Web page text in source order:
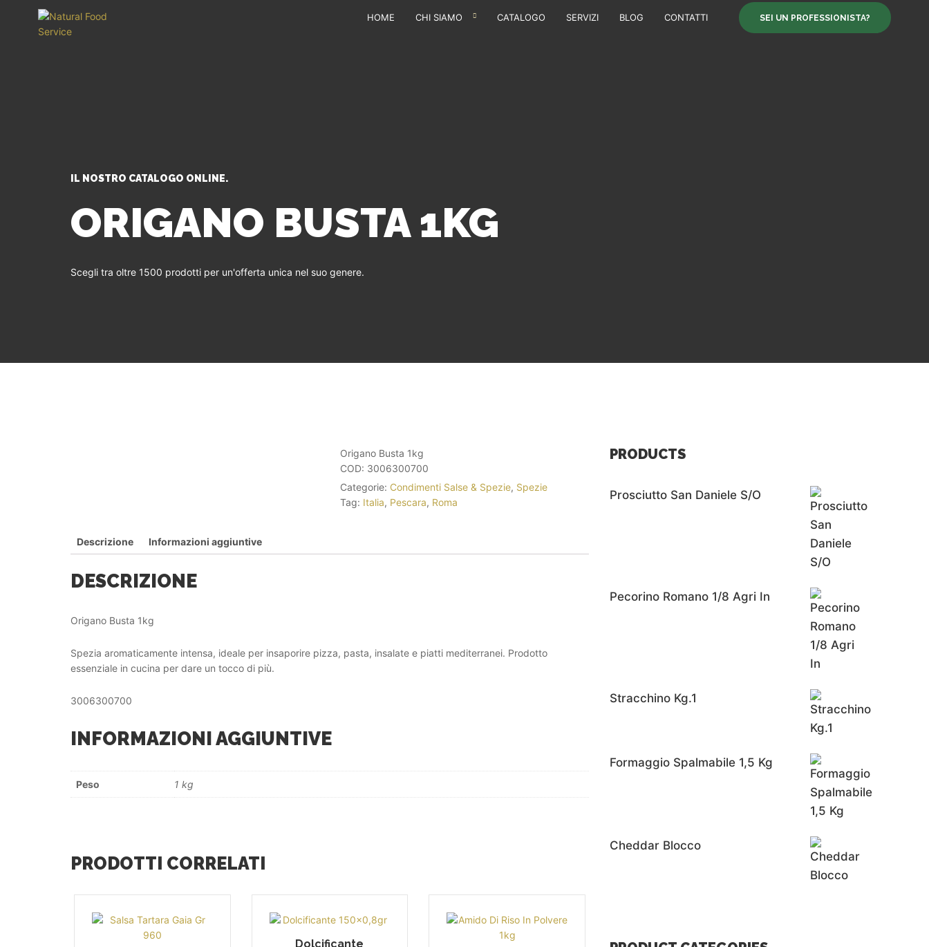
HOME CHI SIAMO CATALOGO SERVIZI BLOG CONTATTI SEI UN PROFESSIONISTA?
IL NOSTRO CATALOGO ONLINE.
ORIGANO BUSTA 1KG
Scegli tra oltre 1500 prodotti per un'offerta unica nel suo genere.
Origano Busta 1kg
COD: 3006300700
Categorie: Condimenti Salse & Spezie, Spezie
Tag: Italia, Pescara, Roma
Descrizione Informazioni aggiuntive
DESCRIZIONE
Origano Busta 1kg
Spezia aromaticamente intensa, ideale per insaporire pizza, pasta, insalate e piatti mediterranei. Prodotto
essenziale in cucina per dare un tocco di più.
3006300700
INFORMAZIONI AGGIUNTIVE
Peso 1 kg
PRODOTTI CORRELATI
Dolcificante
PRODUCTS
Prosciutto San Daniele S/o
Pecorino Romano 1/8 Agri In
Stracchino Kg.1
Formaggio Spalmabile 1,5 Kg
Cheddar Blocco